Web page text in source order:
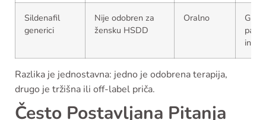
Sildenafil
generici
Nije odobren za
žensku HSDD
Oralno
pad
Razlika je jednostavna: jedno je odobrena terapija,
drugo je tržišna ili off-label priča.
Često Postavljana Pitanja